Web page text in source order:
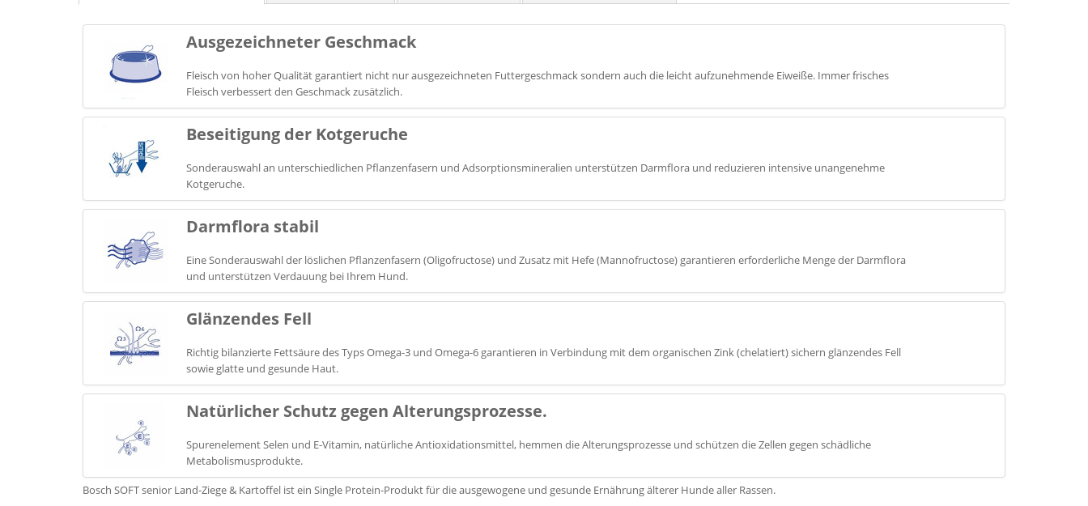
Ausgezeichneter Geschmack
Fleisch von hoher Qualität garantiert nicht nur ausgezeichneten Futtergeschmack sondern auch die leicht aufzunehmende Eiweiße. Immer frisches
Fleisch verbessert den Geschmack zusätzlich.
Beseitigung der Kotgeruche
Sonderauswahl an unterschiedlichen Pflanzenfasern und Adsorptionsmineralien unterstützen Darmflora und reduzieren intensive unangenehme
Kotgeruche.
Darmflora stabil
Eine Sonderauswahl der löslichen Pflanzenfasern (Oligofructose) und Zusatz mit Hefe (Mannofructose) garantieren erforderliche Menge der Darmflora
und unterstützen Verdauung bei Ihrem Hund.
Glänzendes Fell
Richtig bilanzierte Fettsäure des Typs Omega-3 und Omega-6 garantieren in Verbindung mit dem organischen Zink (chelatiert) sichern glänzendes Fell
sowie glatte und gesunde Haut.
Natürlicher Schutz gegen Alterungsprozesse.
Spurenelement Selen und E-Vitamin, natürliche Antioxidationsmittel, hemmen die Alterungsprozesse und schützen die Zellen gegen schädliche
Metabolismusprodukte.
Bosch SOFT senior Land-Ziege & Kartoffel ist ein Single Protein-Produkt für die ausgewogene und gesunde Ernährung älterer Hunde aller Rassen.